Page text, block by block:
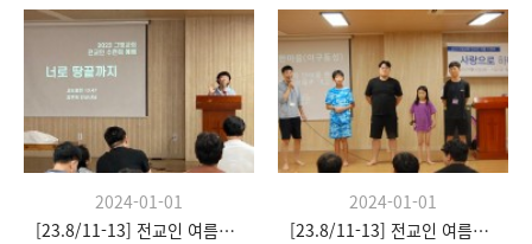
2024-01-01
[23.8/11-13] 전교인 여름수련회
2024-01-01
[23.8/11-13] 전교인 여름수련회